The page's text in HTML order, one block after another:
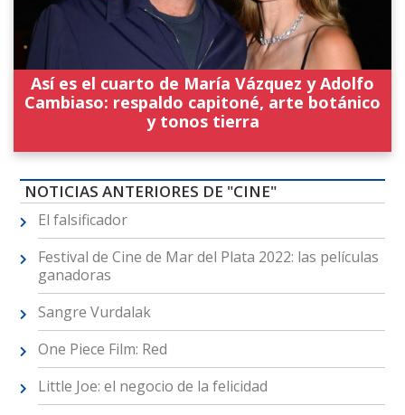
Así es el cuarto de María Vázquez y Adolfo
Cambiaso: respaldo capitoné, arte botánico
y tonos tierra
NOTICIAS ANTERIORES DE "CINE"
El falsificador
Festival de Cine de Mar del Plata 2022: las películas
ganadoras
Sangre Vurdalak
One Piece Film: Red
Little Joe: el negocio de la felicidad